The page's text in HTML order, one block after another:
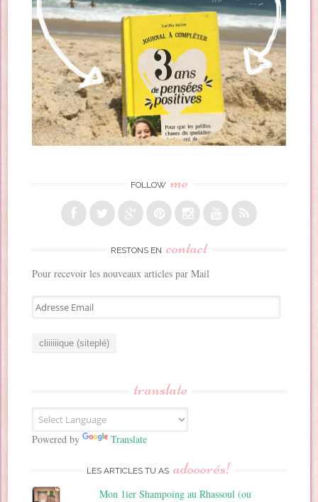
FOLLOW me
RESTONS EN contact
Pour recevoir les nouveaux articles par Mail
A
d
E
m
a
translate
Powered by Translate
LES ARTICLES TU AS adooorés!
Mon 1ier Shampoing au Rhassoul (ou